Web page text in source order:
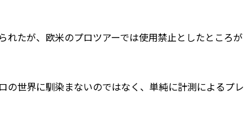
たが、欧米のプロツアーでは使用禁止としたところが
の世界に馴染まないのではなく、単純に計測によるプレ